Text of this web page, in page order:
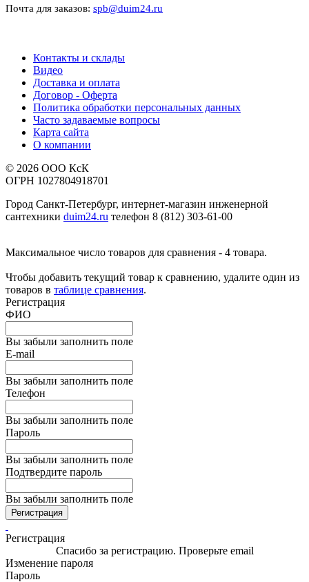
Почта для заказов: spb@duim24.ru
Контакты и склады
Видео
Доставка и оплата
Договор - Оферта
Политика обработки персональных данных
Часто задаваемые вопросы
Карта сайта
О компании
© 2026 ООО КсК
ОГРН 1027804918701
Город Санкт-Петербург, интернет-магазин инженерной
сантехники duim24.ru телефон 8 (812) 303-61-00
Максимальное число товаров для сравнения - 4 товара.
Чтобы добавить текущий товар к сравнению, удалите один из
товаров в таблице сравнения.
Регистрация
ФИО
Вы забыли заполнить поле
E-mail
Вы забыли заполнить поле
Телефон
Вы забыли заполнить поле
Пароль
Вы забыли заполнить поле
Подтвердите пароль
Вы забыли заполнить поле
Регистрация
Регистрация
Спасибо за регистрацию. Проверьте email
Изменение пароля
Пароль